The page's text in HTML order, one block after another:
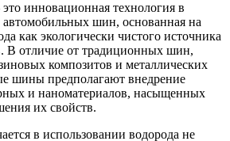
инновационная технология в
автомобильных шин, основанная на
как экологически чистого источника
В отличие от традиционных шин,
композитов и металлических
шины предполагают внедрение
и наноматериалов, насыщенных
их свойств.
в использовании водорода не